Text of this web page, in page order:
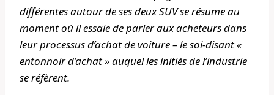
différentes autour de ses deux SUV se résume au
moment où il essaie de parler aux acheteurs dans
leur processus d’achat de voiture – le soi-disant «
entonnoir d’achat » auquel les initiés de l’industrie
se réfèrent.